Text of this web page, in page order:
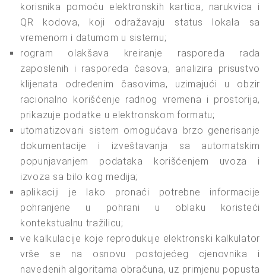
korisnika pomoću elektronskih kartica, narukvica i
QR kodova, koji odražavaju status lokala sa
vremenom i datumom u sistemu;
rogram olakšava kreiranje rasporeda rada
zaposlenih i rasporeda časova, analizira prisustvo
klijenata određenim časovima, uzimajući u obzir
racionalno korišćenje radnog vremena i prostorija,
prikazuje podatke u elektronskom formatu;
utomatizovani sistem omogućava brzo generisanje
dokumentacije i izveštavanja sa automatskim
popunjavanjem podataka korišćenjem uvoza i
izvoza sa bilo kog medija;
aplikaciji je lako pronaći potrebne informacije
pohranjene u pohrani u oblaku koristeći
kontekstualnu tražilicu;
ve kalkulacije koje reprodukuje elektronski kalkulator
vrše se na osnovu postojećeg cjenovnika i
navedenih algoritama obračuna, uz primjenu popusta